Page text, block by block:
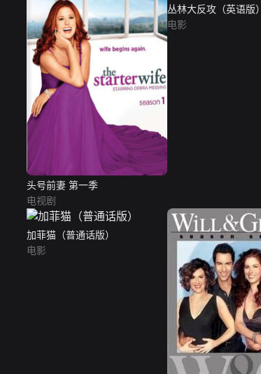
头号前妻 第一季
电视剧
丛林大反攻（英语版）
电影
加菲猫（普通话版）
电影